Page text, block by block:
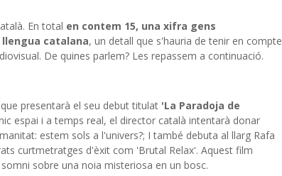
En total en contem 15, una xifra gens
catalana, un detall que s'hauria de tenir en compte
De quines parlem? Les repassem a continuació.
presentarà el seu debut titulat 'La Paradoja de
espai i a temps real, el director català intentarà donar
estem sols a l'univers?; I també debuta al llarg Rafa
curtmetratges d'èxit com 'Brutal Relax'. Aquest film
sobre una noia misteriosa en un bosc.